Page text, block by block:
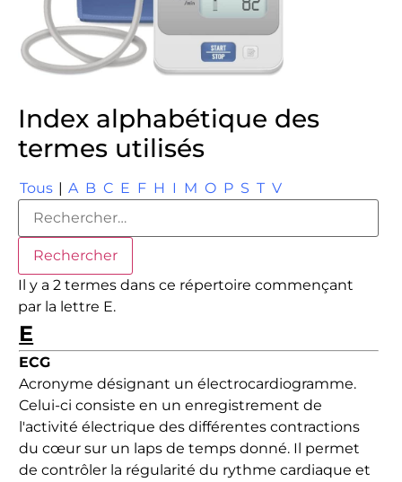
Index alphabétique des
termes utilisés
Tous | A B C E F H I M O P S T V
Il y a 2 termes dans ce répertoire commençant
par la lettre E.
E
ECG
Acronyme désignant un électrocardiogramme.
Celui-ci consiste en un enregistrement de
l'activité électrique des différentes contractions
du cœur sur un laps de temps donné. Il permet
de contrôler la régularité du rythme cardiaque et